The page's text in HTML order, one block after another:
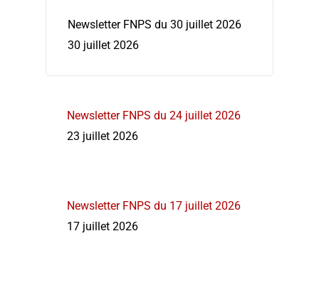
Newsletter FNPS du 30 juillet 2026
30 juillet 2026
Newsletter FNPS du 24 juillet 2026
23 juillet 2026
Newsletter FNPS du 17 juillet 2026
17 juillet 2026